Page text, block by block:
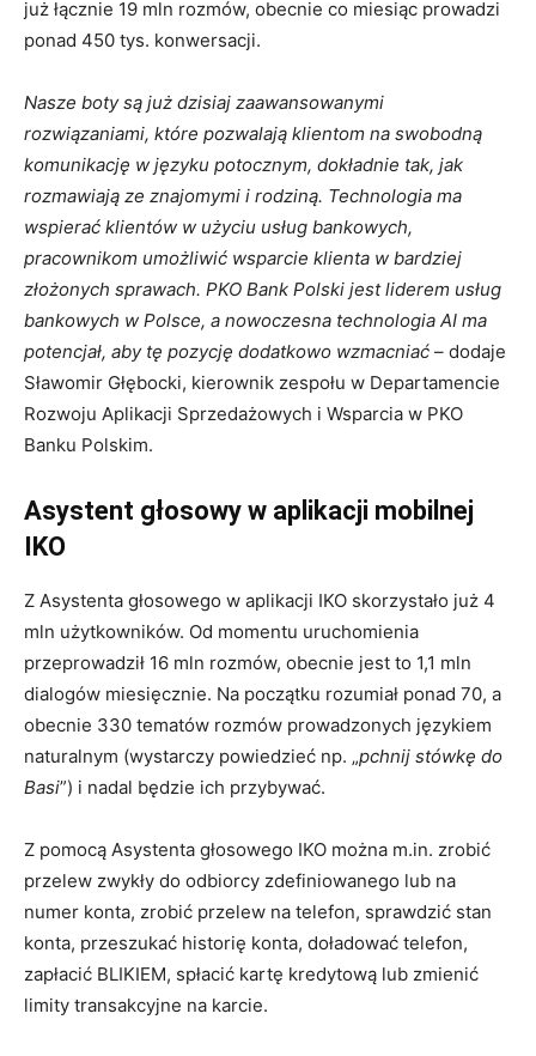
już łącznie 19 mln rozmów, obecnie co miesiąc prowadzi
ponad 450 tys. konwersacji.
Nasze boty są już dzisiaj zaawansowanymi
rozwiązaniami, które pozwalają klientom na swobodną
komunikację w języku potocznym, dokładnie tak, jak
rozmawiają ze znajomymi i rodziną. Technologia ma
wspierać klientów w użyciu usług bankowych,
pracownikom umożliwić wsparcie klienta w bardziej
złożonych sprawach. PKO Bank Polski jest liderem usług
bankowych w Polsce, a nowoczesna technologia AI ma
potencjał, aby tę pozycję dodatkowo wzmacniać – dodaje
Sławomir Głębocki, kierownik zespołu w Departamencie
Rozwoju Aplikacji Sprzedażowych i Wsparcia w PKO
Banku Polskim.
Asystent głosowy w aplikacji mobilnej
IKO
Z Asystenta głosowego w aplikacji IKO skorzystało już 4
mln użytkowników. Od momentu uruchomienia
przeprowadził 16 mln rozmów, obecnie jest to 1,1 mln
dialogów miesięcznie. Na początku rozumiał ponad 70, a
obecnie 330 tematów rozmów prowadzonych językiem
naturalnym (wystarczy powiedzieć np. „pchnij stówkę do
Basi”) i nadal będzie ich przybywać.
Z pomocą Asystenta głosowego IKO można m.in. zrobić
przelew zwykły do odbiorcy zdefiniowanego lub na
numer konta, zrobić przelew na telefon, sprawdzić stan
konta, przeszukać historię konta, doładować telefon,
zapłacić BLIKIEM, spłacić kartę kredytową lub zmienić
limity transakcyjne na karcie.